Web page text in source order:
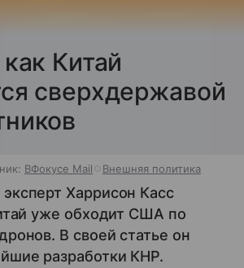
Китай
сверхдержавой
ВФокусе Mail Внешняя политика
Харрисон Касс
уже обходит США по
В своей статье он
разработки КНР.